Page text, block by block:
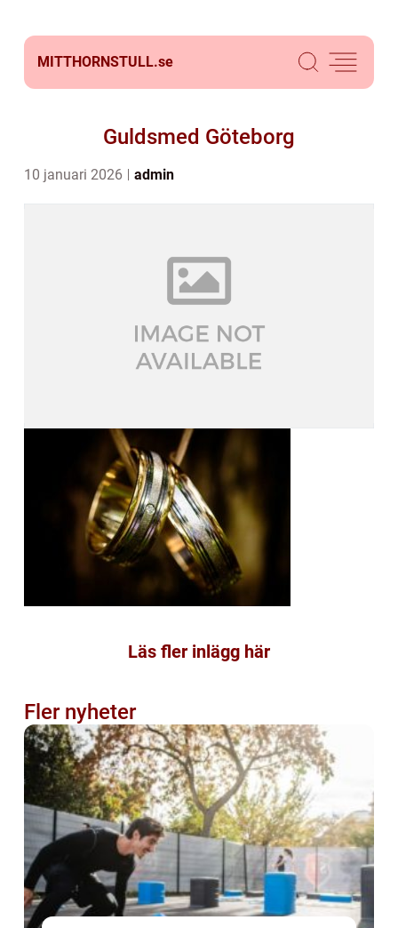
MITTHORNSTULL.se
Guldsmed Göteborg
10 januari 2026 admin
Läs fler inlägg här
Fler nyheter